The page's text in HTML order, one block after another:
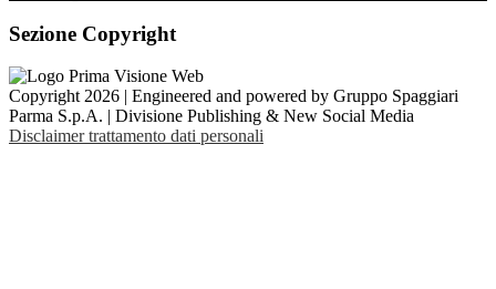
Sezione Copyright
Copyright 2026 | Engineered and powered by Gruppo Spaggiari
Parma S.p.A. | Divisione Publishing & New Social Media
Disclaimer trattamento dati personali